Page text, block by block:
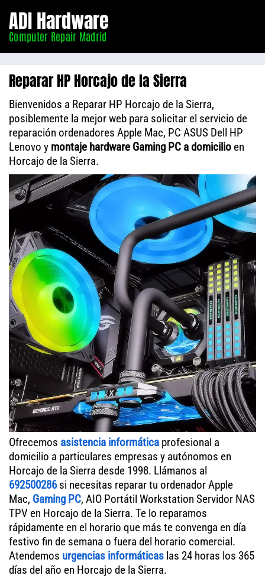
Madrid
ADI Hardware
Computer Repair Madrid
Reparar HP Horcajo de la Sierra
Bienvenidos a Reparar HP Horcajo de la Sierra,
posiblemente la mejor web para solicitar el servicio de
reparación ordenadores Apple Mac, PC ASUS Dell HP
Lenovo y montaje hardware Gaming PC a domicilio en
Horcajo de la Sierra.
Ofrecemos asistencia informática profesional a
domicilio a particulares empresas y autónomos en
Horcajo de la Sierra desde 1998. Llámanos al
692500286si necesitas reparar tu ordenador Apple
Mac, Gaming PC, AIO Portátil Workstation Servidor NAS
TPV en Horcajo de la Sierra. Te lo reparamos
rápidamente en el horario que más te convenga en día
festivo fin de semana o fuera del horario comercial.
Atendemos urgencias informáticas las 24 horas los 365
días del año en Horcajo de la Sierra.